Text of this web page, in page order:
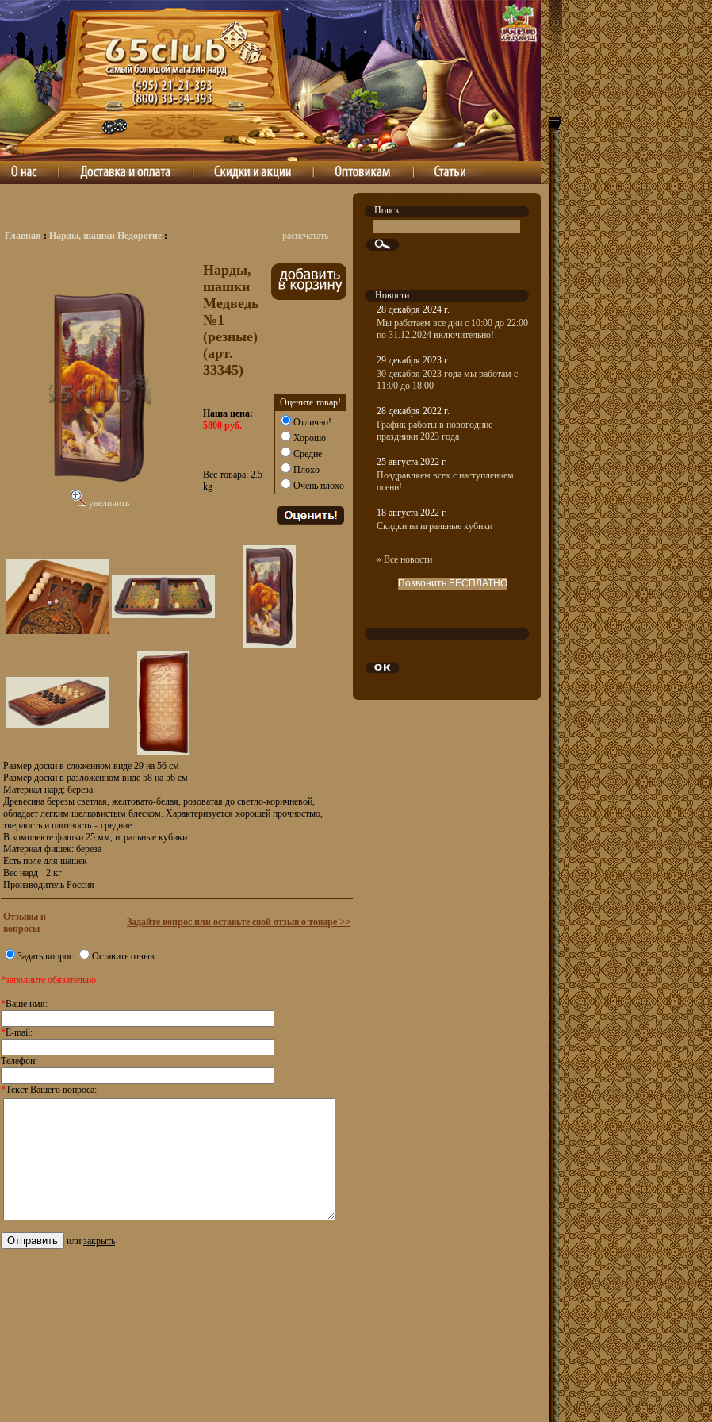
Главная : Нарды, шашки Недорогие : распечатать
увеличить
Нарды,
шашки
Медведь
№1
(резные)
(арт.
33345)
Наша цена:
5800 руб.
Оцените товар!
Отлично!
Хорошо
Средне
Плохо
Очень плохо
Вес товара: 2.5
kg
Размер доски в сложенном виде 29 на 56 см
Размер доски в разложенном виде 58 на 56 см
Материал нард: береза
Древесина березы светлая, желтовато-белая, розоватая до светло-коричневой,
обладает легким шелковистым блеском. Характеризуется хорошей прочностью,
твердость и плотность – средние.
В комплекте фишки 25 мм, игральные кубики
Материал фишек: береза
Есть поле для шашек
Вес нард - 2 кг
Производитель Россия
Отзывы и
вопросы
Задайте вопрос или оставьте свой отзыв о товаре >>
Задать вопрос Оставить отзыв
*заполните обязательно
*Ваше имя:
*E-mail:
Телефон:
*Текст Вашего вопроса:
или закрыть
Поиск
Новости
28 декабря 2024 г.
Мы работаем все дни с 10:00 до 22:00
по 31.12.2024 включительно!
29 декабря 2023 г.
30 декабря 2023 года мы работам с
11:00 до 18:00
28 декабря 2022 г.
График работы в новогодние
праздники 2023 года
25 августа 2022 г.
Поздравляем всех с наступлением
осени!
18 августа 2022 г.
Скидки на игральные кубики
» Все новости
Позвонить БЕСПЛАТНО